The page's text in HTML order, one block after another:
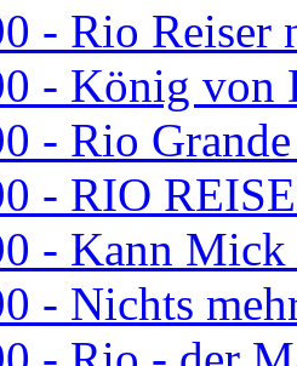
- Rio
- König von
- Rio
- RIO
- Kann Mick
- Nichts